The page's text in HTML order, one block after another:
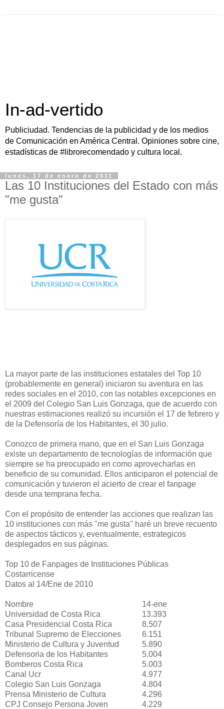
In-ad-vertido
Publiciudad. Tendencias de la publicidad y de los medios
de Comunicación en América Central. Opiniones sobre cine,
estadísticas de #librorecomendado y cultura local.
lunes, 17 de enero de 2011
Las 10 Instituciones del Estado con más
"me gusta"
La mayor parte de las instituciones estatales del Top 10
(probablemente en general) iniciaron su aventura en las
redes sociales en el 2010, con las notables excepciones en
el 2009 del Colegio San Luis Gonzaga, que de acuerdo con
nuestras estimaciones realizó su incursión el 17 de febrero y
de la Defensoría de los Habitantes, el 30 julio.
Conozco de primera mano, que en el San Luis Gonzaga
existe un departamento de tecnologías de información que
siempre se ha preocupado en como aprovecharlas en
beneficio de su comunidad. Ellos anticiparon el potencial de
comunicación y tuvieron el acierto de crear el fanpage
desde una temprana fecha.
Con el propósito de entender las acciones que realizan las
10 instituciones con más "me gusta" haré un breve recuento
de aspectos tácticos y, eventualmente, estrategicos
desplegados en sus páginas.
Top 10 de Fanpages de Instituciones Públicas
Costarricense
Datos al 14/Ene de 2010
Nombre
14-ene
Universidad de Costa Rica
13.393
Casa Presidencial Costa Rica
8.507
Tribunal Supremo de Elecciones
6.151
Ministerio de Cultura y Juventud
5.890
Defensoria de los Habitantes
5.004
Bomberos Costa Rica
5.003
Canal Ucr
4.977
Colegio San Luis Gonzaga
4.804
Prensa Ministerio de Cultura
4.296
CPJ Consejo Persona Joven
4.229